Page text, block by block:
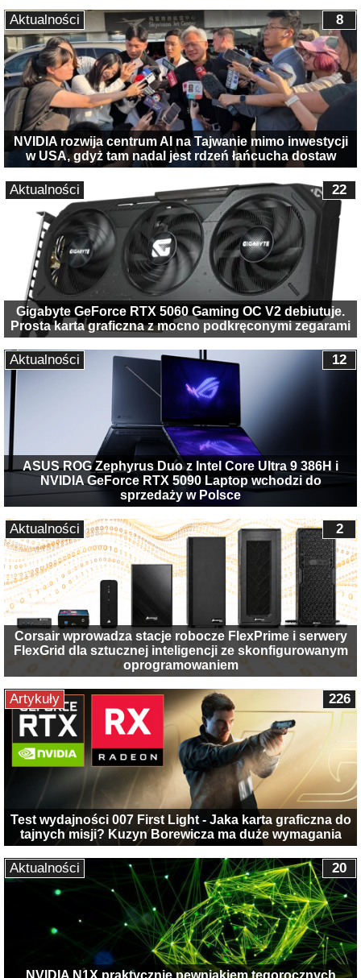
NVIDIA rozwija centrum AI na Tajwanie mimo inwestycji
w USA, gdyż tam nadal jest rdzeń łańcucha dostaw
8
Aktualności
Gigabyte GeForce RTX 5060 Gaming OC V2 debiutuje.
Prosta karta graficzna z mocno podkręconymi zegarami
22
Aktualności
ASUS ROG Zephyrus Duo z Intel Core Ultra 9 386H i
NVIDIA GeForce RTX 5090 Laptop wchodzi do
sprzedaży w Polsce
12
Aktualności
Corsair wprowadza stacje robocze FlexPrime i serwery
FlexGrid dla sztucznej inteligencji ze skonfigurowanym
oprogramowaniem
2
Aktualności
Test wydajności 007 First Light - Jaka karta graficzna do
tajnych misji? Kuzyn Borewicza ma duże wymagania
226
Artykuły
NVIDIA N1X praktycznie pewniakiem tegorocznych
20
Aktualności